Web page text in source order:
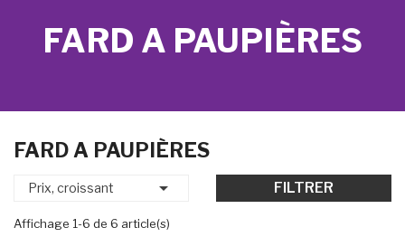
FARD A PAUPIÈRES
FARD A PAUPIÈRES
Prix, croissant  FILTRER
Affichage 1-6 de 6 article(s)